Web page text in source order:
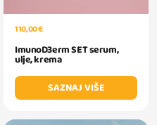
110,00 €
ImunoD3erm SET serum,
ulje, krema
SAZNAJ VIŠE